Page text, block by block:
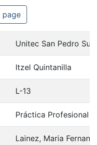
page
Unitec San Pedro Sula
Itzel Quintanilla
L-13
Práctica Profesional
Lainez, Maria